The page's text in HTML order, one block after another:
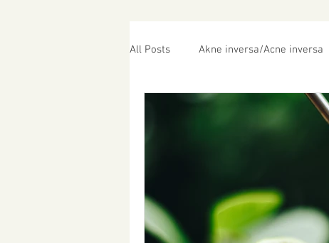
All Posts Akne inversa/Acne inversa
Phytopharmaka - Naturheilkunde